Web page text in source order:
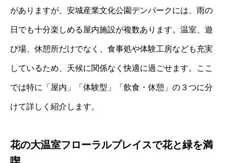
がありますが、安城産業文化公園デンパークには、雨の
日でも十分楽しめる屋内施設が複数あります。温室、遊
び場、休憩所だけでなく、食事処や体験工房なども充実
しているため、天候に関係なく快適に過ごせます。ここ
では特に「屋内」「体験型」「飲食・休憩」の３つに分
けて詳しく紹介します。
花の大温室フローラルプレイスで花と緑を満
喫